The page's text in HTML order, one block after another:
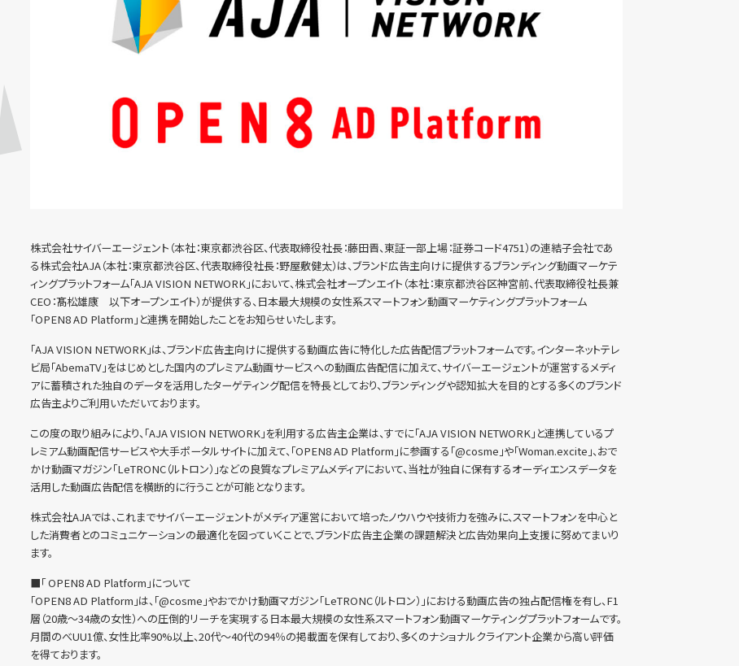
株式会社サイバーエージェント（本社：東京都渋谷区、代表取締役社長：藤田晋、東証一部上場：証券コード4751）の連結子会社であ
る株式会社AJA（本社：東京都渋谷区、代表取締役社長：野屋敷健太）は、ブランド広告主向けに提供するブランディング動画マーケテ
ィングプラットフォーム「AJA VISION NETWORK」において、株式会社オープンエイト（本社：東京都渋谷区神宮前、代表取締役社長兼
CEO：髙松雄康 以下オープンエイト）が提供する、日本最大規模の女性系スマートフォン動画マーケティングプラットフォーム
「OPEN8 AD Platform」と連携を開始したことをお知らせいたします。
「AJA VISION NETWORK」は、ブランド広告主向けに提供する動画広告に特化した広告配信プラットフォームです。インターネットテレ
ビ局「AbemaTV」をはじめとした国内のプレミアム動画サービスへの動画広告配信に加えて、サイバーエージェントが運営するメディ
アに蓄積された独自のデータを活用したターゲティング配信を特長としており、ブランディングや認知拡大を目的とする多くのブランド
広告主よりご利用いただいております。
この度の取り組みにより、「AJA VISION NETWORK」を利用する広告主企業は、すでに「AJA VISION NETWORK」と連携しているプ
レミアム動画配信サービスや大手ポータルサイトに加えて、「OPEN8 AD Platform」に参画する「@cosme」や「Woman.excite」、おで
かけ動画マガジン「LeTRONC（ルトロン）」などの良質なプレミアムメディアにおいて、当社が独自に保有するオーディエンスデータを
活用した動画広告配信を横断的に行うことが可能となります。
株式会社AJAでは、これまでサイバーエージェントがメディア運営において培ったノウハウや技術力を強みに、スマートフォンを中心と
した消費者とのコミュニケーションの最適化を図っていくことで、ブランド広告主企業の課題解決と広告効果向上支援に努めてまいり
ます。
■「 OPEN8 AD Platform」について
「OPEN8 AD Platform」は、「@cosme」やおでかけ動画マガジン「LeTRONC（ルトロン）」における動画広告の独占配信権を有し、F1
層（20歳～34歳の女性）への圧倒的リーチを実現する日本最大規模の女性系スマートフォン動画マーケティングプラットフォームです。
月間のべUU1億、女性比率90%以上、20代～40代の94％の掲載面を保有しており、多くのナショナルクライアント企業から高い評価
を得ております。